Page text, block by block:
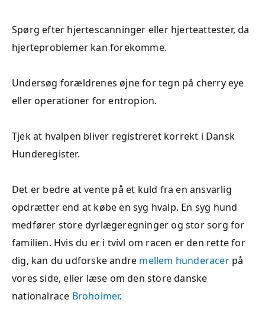
Spørg efter hjertescanninger eller hjerteattester, da
hjerteproblemer kan forekomme.
Undersøg forældrenes øjne for tegn på cherry eye
eller operationer for entropion.
Tjek at hvalpen bliver registreret korrekt i Dansk
Hunderegister.
Det er bedre at vente på et kuld fra en ansvarlig
opdrætter end at købe en syg hvalp. En syg hund
medfører store dyrlægeregninger og stor sorg for
familien. Hvis du er i tvivl om racen er den rette for
dig, kan du udforske andre mellem hunderacerpå
vores side, eller læse om den store danske
nationalrace Broholmer.